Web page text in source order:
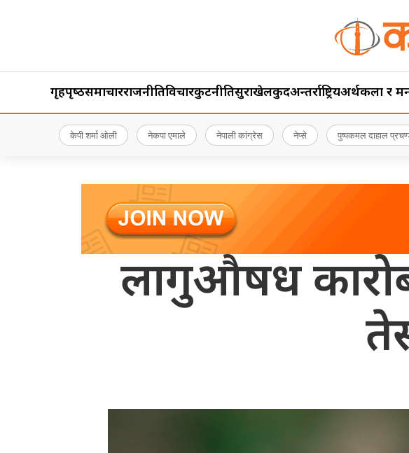
गृहपृष्‍ठसमाचारराजनीतिविचारकुटनीतिसुरक्षाखेलकुदअन्तर्राष्ट्रियअर्थकला र
केपी शर्मा ओली नेकपा एमाले नेपाली कांग्रेस नेप्से पुष्पकमल दाहाल
लागुऔषध